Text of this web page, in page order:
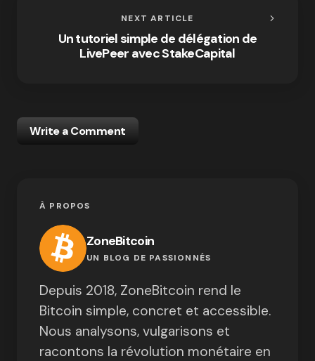
NEXT ARTICLE
Un tutoriel simple de délégation de
LivePeer avec StakeCapital
Write a Comment
À PROPOS
ZoneBitcoin
UN BLOG DE PASSIONNÉS
Depuis 2018, ZoneBitcoin rend le
Bitcoin simple, concret et accessible.
Nous analysons, vulgarisons et
racontons la révolution monétaire en